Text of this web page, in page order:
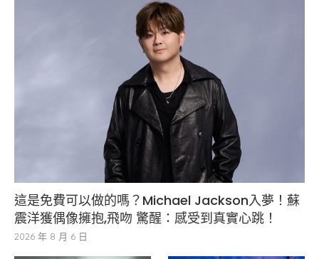
這是免費可以做的嗎？Michael Jackson入夢！蘇
震洋獲偶像擁抱,飛吻 驚醒：感受到真實心跳！
2026 年 8 月 6 日